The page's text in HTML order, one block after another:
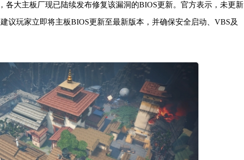
各大主板厂现已陆续发布修复该漏洞的BIOS更新。官方表示，未更新
议玩家立即将主板BIOS更新至最新版本，并确保安全启动、VBS及